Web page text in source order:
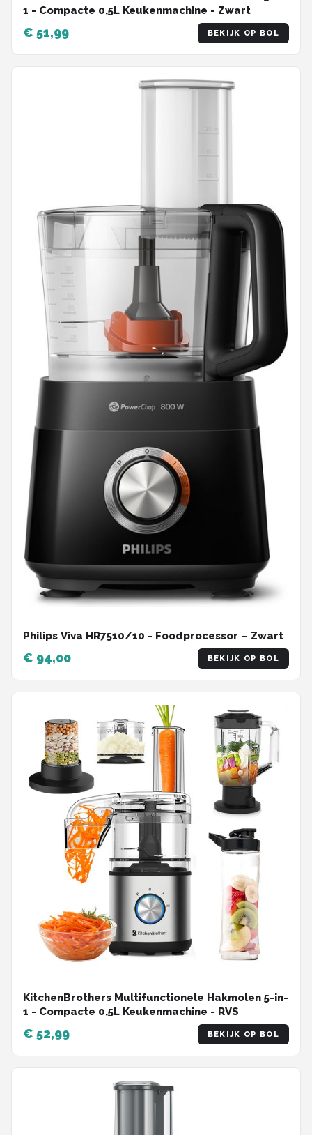
1 - Compacte 0,5L Keukenmachine - Zwart
€ 51,99 BEKIJK OP BOL
Philips Viva HR7510/10 - Foodprocessor – Zwart
€ 94,00 BEKIJK OP BOL
KitchenBrothers Multifunctionele Hakmolen 5-in-
1 - Compacte 0,5L Keukenmachine - RVS
€ 52,99 BEKIJK OP BOL